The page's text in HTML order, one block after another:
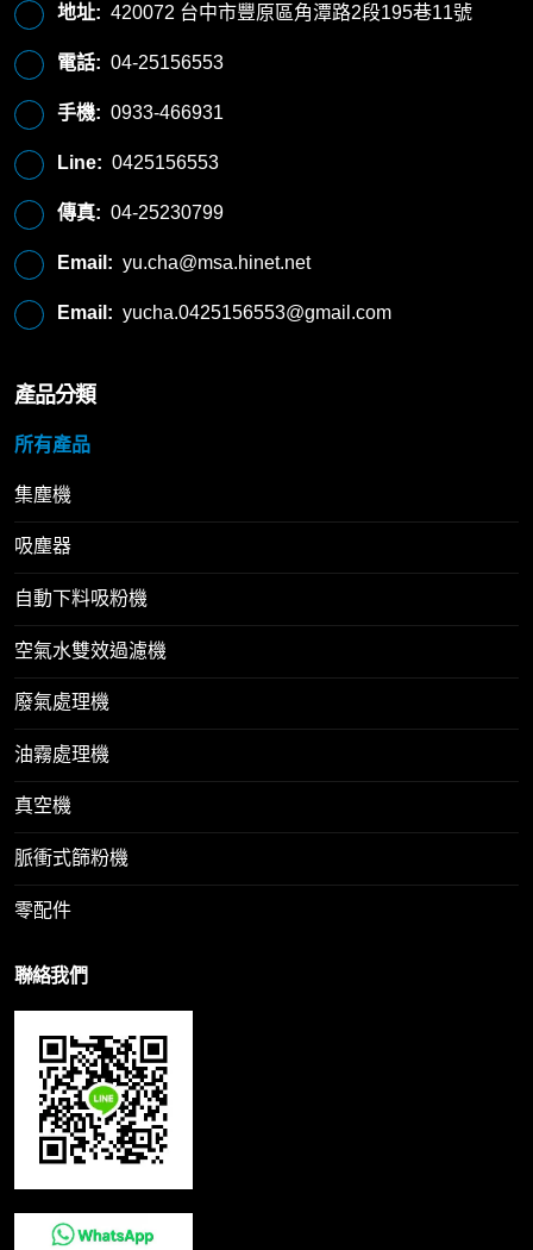
地址: 420072 台中市豐原區角潭路2段195巷11號
電話: 04-25156553
手機: 0933-466931
Line: 0425156553
傳真: 04-25230799
Email: yu.cha@msa.hinet.net
Email: yucha.0425156553@gmail.com
產品分類
所有產品
集塵機
吸塵器
自動下料吸粉機
空氣水雙效過濾機
廢氣處理機
油霧處理機
真空機
脈衝式篩粉機
零配件
聯絡我們